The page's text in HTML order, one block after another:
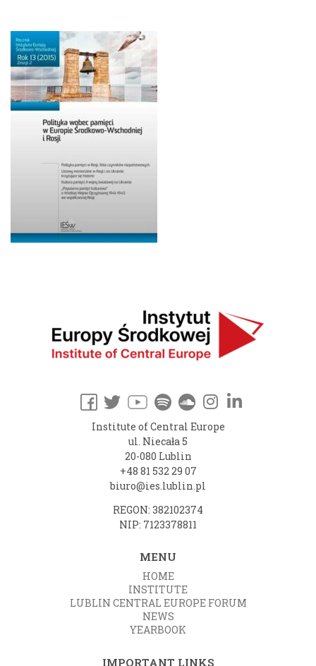
Institute of Central Europe
ul. Niecała 5
20-080 Lublin
+48 81 532 29 07
biuro@ies.lublin.pl
REGON: 382102374
NIP: 7123378811
MENU
HOME
INSTITUTE
LUBLIN CENTRAL EUROPE FORUM
NEWS
YEARBOOK
IMPORTANT LINKS